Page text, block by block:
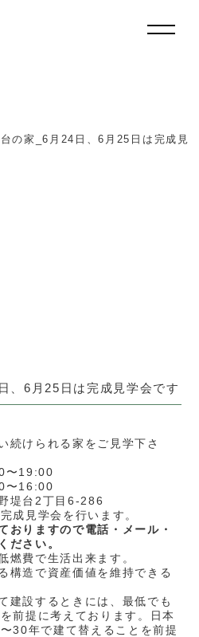
の家_6月24日、6月25日は完成見
、6月25日は完成見学会です
続けられる家をご見学下さ
19:00
16:00
堤台2丁目6-286
成見学会を行います。
おりますので電話・メール・
ださい。
燃費で生活出来ます。
構造で資産価値を維持できる
建設するときには、最低でも
前提に考えております。日本
30年で建て替えることを前提